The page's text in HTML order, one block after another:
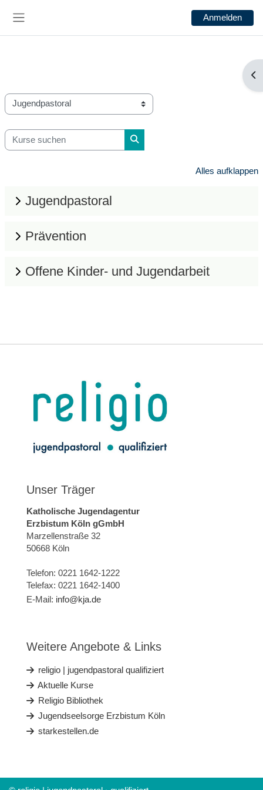
Anmelden
Kursbereiche
Kurse suchen
Kurse suchen
Alles aufklappen
Jugendpastoral
Prävention
Offene Kinder- und Jugendarbeit
Unser Träger
Katholische Jugendagentur
Erzbistum Köln gGmbH
Marzellenstraße 32
50668 Köln
Telefon: 0221 1642-1222
Telefax: 0221 1642-1400
E-Mail: info@kja.de
Weitere Angebote & Links
religio | jugendpastoral qualifiziert
Aktuelle Kurse
Religio Bibliothek
Jugendseelsorge Erzbistum Köln
starkestellen.de